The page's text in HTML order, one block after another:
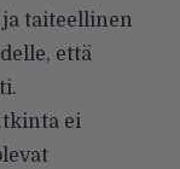
taiteellinen
että
ei